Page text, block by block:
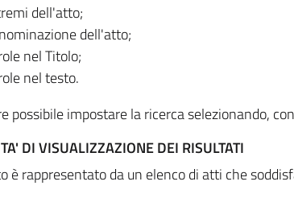
dell'atto;
dell'atto;
nel Titolo;
nel testo.
possibile impostare la ricerca selezionando,
DI VISUALIZZAZIONE DEI RISULTATI
è rappresentato da un elenco di atti che